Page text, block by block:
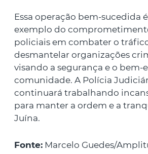
Essa operação bem-sucedida
exemplo do
policiais em combater o
desmantelar organizações
visando a segurança e o bem-
comunidade. A Polícia
continuará trabalhando
para manter a ordem e a
Juína.
Fonte: Marcelo Guedes/